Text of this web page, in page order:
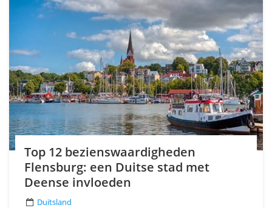
Top 12 bezienswaardigheden
Flensburg: een Duitse stad met
Deense invloeden
Duitsland